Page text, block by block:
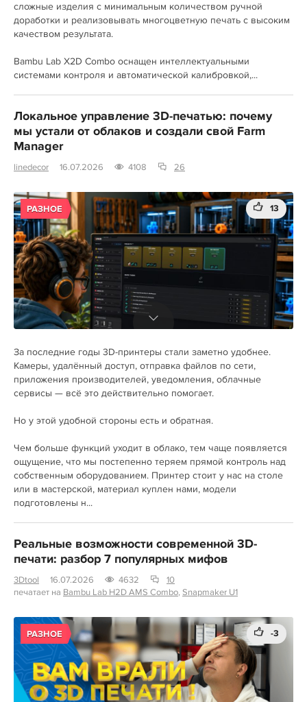
сложные изделия с минимальным количеством ручной
доработки и реализовывать многоцветную печать с высоким
качеством результата.
Bambu Lab X2D Combo оснащен интеллектуальными
системами контроля и автоматической калибровкой,...
Локальное управление 3D-печатью: почему
мы устали от облаков и создали свой Farm
Manager
linedecor 16.07.2026 4108 26
РАЗНОЕ 13
За последние годы 3D-принтеры стали заметно удобнее.
Камеры, удалённый доступ, отправка файлов по сети,
приложения производителей, уведомления, облачные
сервисы — всё это действительно помогает.
Но у этой удобной стороны есть и обратная.
Чем больше функций уходит в облако, тем чаще появляется
ощущение, что мы постепенно теряем прямой контроль над
собственным оборудованием. Принтер стоит у нас на столе
или в мастерской, материал куплен нами, модели
подготовлены н...
Реальные возможности современной 3D-
печати: разбор 7 популярных мифов
3Dtool 16.07.2026 4632
10
печатает на Bambu Lab H2D AMS Combo, Snapmaker U1
РАЗНОЕ -3